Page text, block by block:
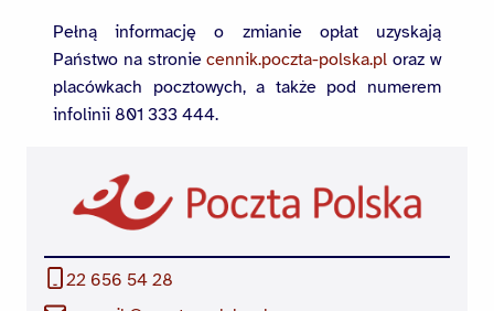
Pełną informację o zmianie opłat uzyskają
Państwo na stroniecennik.poczta-polska.pl oraz w
placówkach pocztowych, a także pod numerem
infolinii 801 333 444.
22 656 54 28